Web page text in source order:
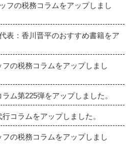
フの税務コラムをアップしまし
表：香川晋平のおすすめ書籍をア
の税務コラムをアップしまし
ム第225弾をアップしました。
コラムをアップしました。
の税務コラムをアップしまし